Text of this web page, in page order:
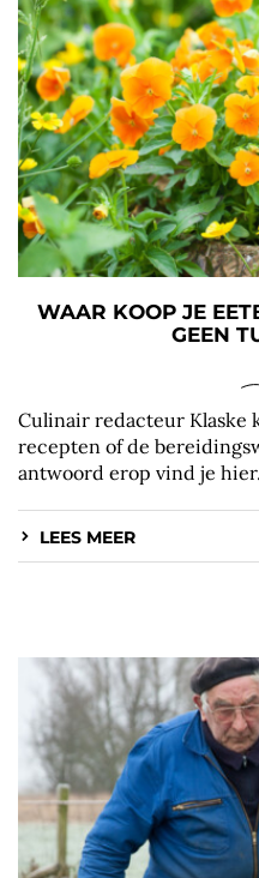
WAAR KOOP JE
GEEN
Culinair redacteur Klaske
recepten of de
antwoord erop vind je
LEES MEER